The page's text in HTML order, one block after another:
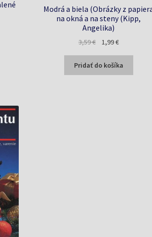
Modrá a biela (Obrázky z
na okná a na steny (Kipp,
Angelika)
3,59€
Pôvodná
bola:
3,59 €.
1,99€Aktuálna
je:
1,99 €.
Pridať do košíka